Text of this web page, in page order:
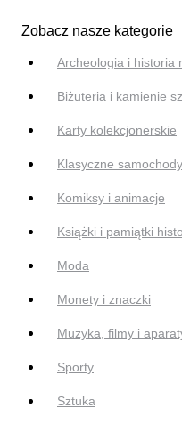
Zobacz nasze kategorie
Archeologia i historia
Biżuteria i kamienie
Karty kolekcjonerskie
Klasyczne
Komiksy i animacje
Książki i pamiątki
Moda
Monety i znaczki
Muzyka, filmy i
Sporty
Sztuka